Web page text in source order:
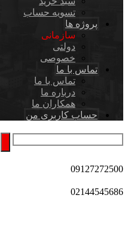
تسویه حساب
پروژه ها
سازمانی
دولتی
خصوصی
تماس با ما
تماس با ما
درباره ما
همکاران ما
حساب کاربری من
09127272500
02144545686